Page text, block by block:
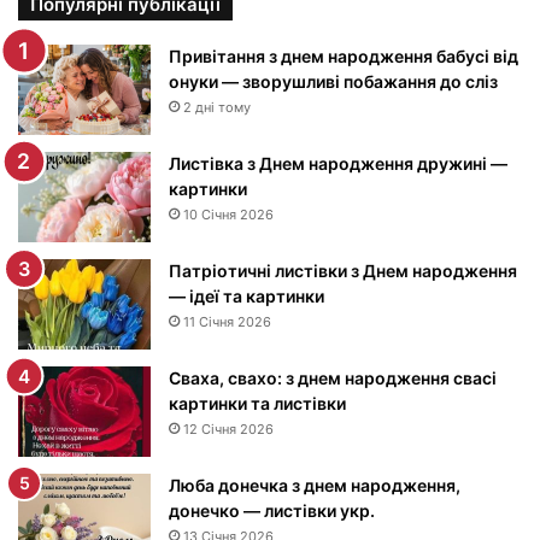
и
н
к
и
з
Д
н
е
н
а
р
о
д
ж
е
н
н
я
у
Привітання з днем народження бабусі від
онуки — зворушливі побажання до сліз
2 дні тому
Листівка з Днем народження дружині —
картинки
10 Січня 2026
Патріотичні листівки з Днем народження
— ідеї та картинки
11 Січня 2026
Сваха, свахо: з днем народження свасі
картинки та листівки
12 Січня 2026
Люба донечка з днем народження,
донечко — листівки укр.
13 Січня 2026